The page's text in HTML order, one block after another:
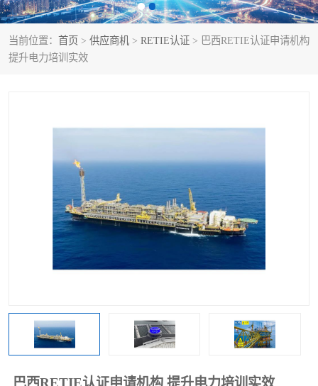
当前位置： 首页 > 供应商机 > RETIE认证 > 巴西RETIE认证申请机构
提升电力培训实效
巴西RETIE认证申请机构 提升电力培训实效
ART认证 巴西NR认证
巴西认证 RETIE认证